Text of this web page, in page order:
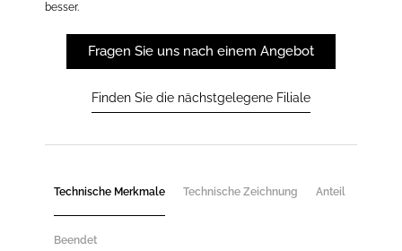
besser.
Fragen Sie uns nach einem Angebot
Finden Sie die nächstgelegene Filiale
Technische Merkmale Technische Zeichnung Anteil
Beendet